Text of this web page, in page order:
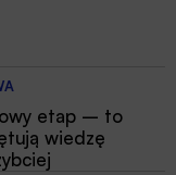
etap – to
wiedzę